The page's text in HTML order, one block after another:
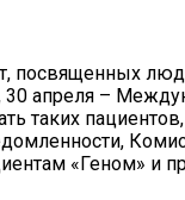
посвященных
апреля –
«Геном»